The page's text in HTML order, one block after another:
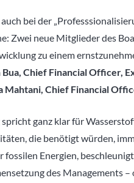
bei der
Zwei neue Mitglieder des
zu einem
Bua, Chief Financial Officer,
Mahtani, Chief Financial
spricht ganz klar für
die benötigt würden,
fossilen Energien,
des Managements